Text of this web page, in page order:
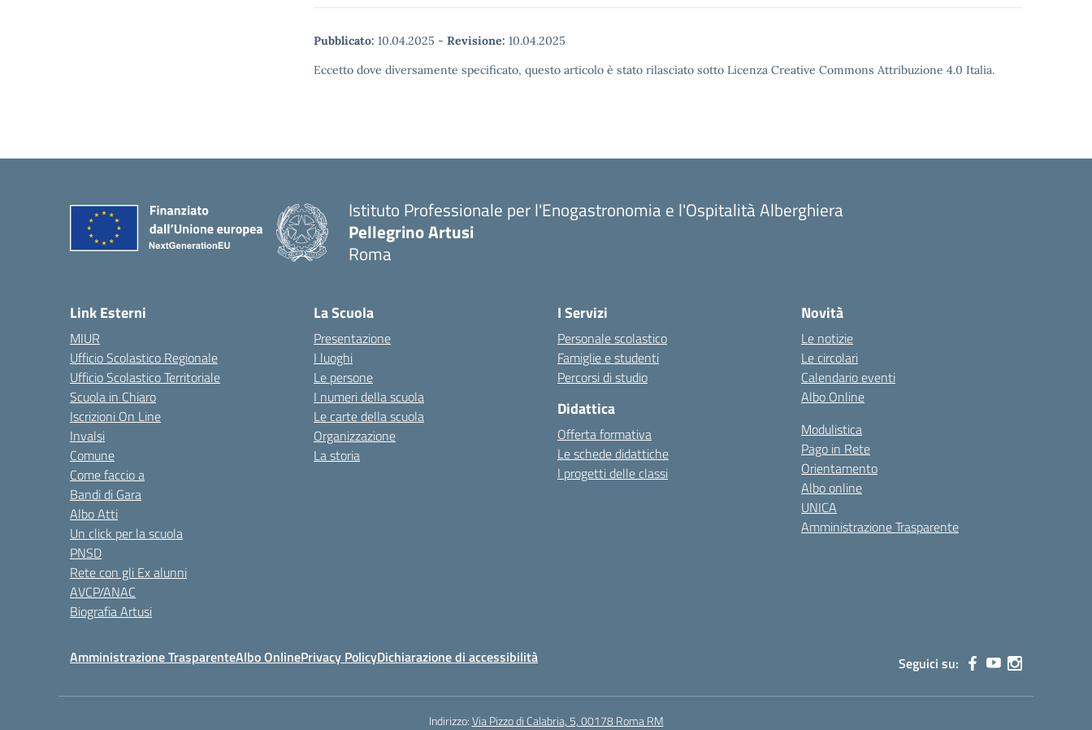
Pubblicato: 10.04.2025 - Revisione: 10.04.2025
Eccetto dove diversamente specificato, questo articolo è stato rilasciato sotto Licenza Creative Commons Attribuzione 4.0 Italia.
Istituto Professionale per l'Enogastronomia e l'Ospitalità Alberghiera
Pellegrino Artusi
Roma
Link Esterni
MIUR
Ufficio Scolastico Regionale
Ufficio Scolastico Territoriale
Scuola in Chiaro
Iscrizioni On Line
Invalsi
Comune
Come faccio a
Bandi di Gara
Albo Atti
Un click per la scuola
PNSD
Rete con gli Ex alunni
AVCP/ANAC
Biografia Artusi
La Scuola
Presentazione
I luoghi
Le persone
I numeri della scuola
Le carte della scuola
Organizzazione
La storia
I Servizi
Personale scolastico
Famiglie e studenti
Percorsi di studio
Didattica
Offerta formativa
Le schede didattiche
I progetti delle classi
Novità
Le notizie
Le circolari
Calendario eventi
Albo Online
Modulistica
Pago in Rete
Orientamento
Albo online
UNICA
Amministrazione Trasparente
Amministrazione TrasparenteAlbo OnlinePrivacy PolicyDichiarazione di accessibilità Seguici su:
Indirizzo:Via Pizzo di Calabria, 5, 00178 Roma RM